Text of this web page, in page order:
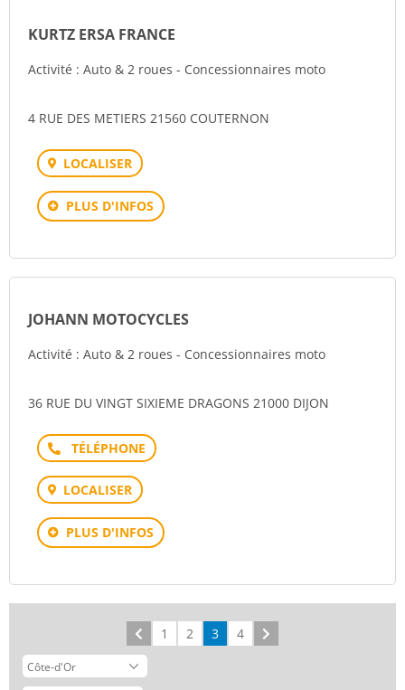
KURTZ ERSA FRANCE
Activité : Auto & 2 roues - Concessionnaires moto
4 RUE DES METIERS 21560 COUTERNON
LOCALISER
PLUS D'INFOS
JOHANN MOTOCYCLES
Activité : Auto & 2 roues - Concessionnaires moto
36 RUE DU VINGT SIXIEME DRAGONS 21000 DIJON
Téléphone
LOCALISER
PLUS D'INFOS
Précédent
1 2 3 4